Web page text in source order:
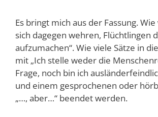
Es bringt mich aus der Fassung.
sich dagegen wehren, Flüchtlingen
aufzumachen“. Wie viele Sätze in
mit „Ich stelle weder die
Frage, noch bin ich
und einem gesprochenen oder
„…, aber…“ beendet werden.